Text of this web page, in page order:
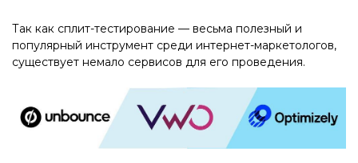
Так как сплит-тестирование — весьма полезный и
популярный инструмент среди интернет-маркетологов,
существует немало сервисов для его проведения.